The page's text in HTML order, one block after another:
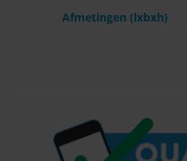
Afmetingen (lxbxh)